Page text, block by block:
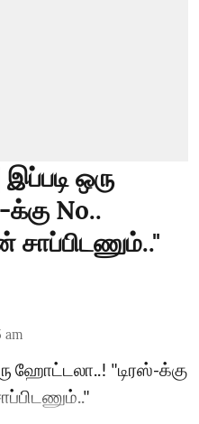
ஒரு
No..
சாப்பிடணும்.."
am
ஹோட்டலா..! "டிரஸ்-க்கு